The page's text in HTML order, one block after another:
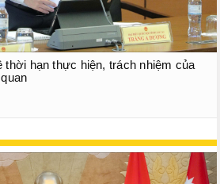
thời hạn thực hiện, trách nhiệm của